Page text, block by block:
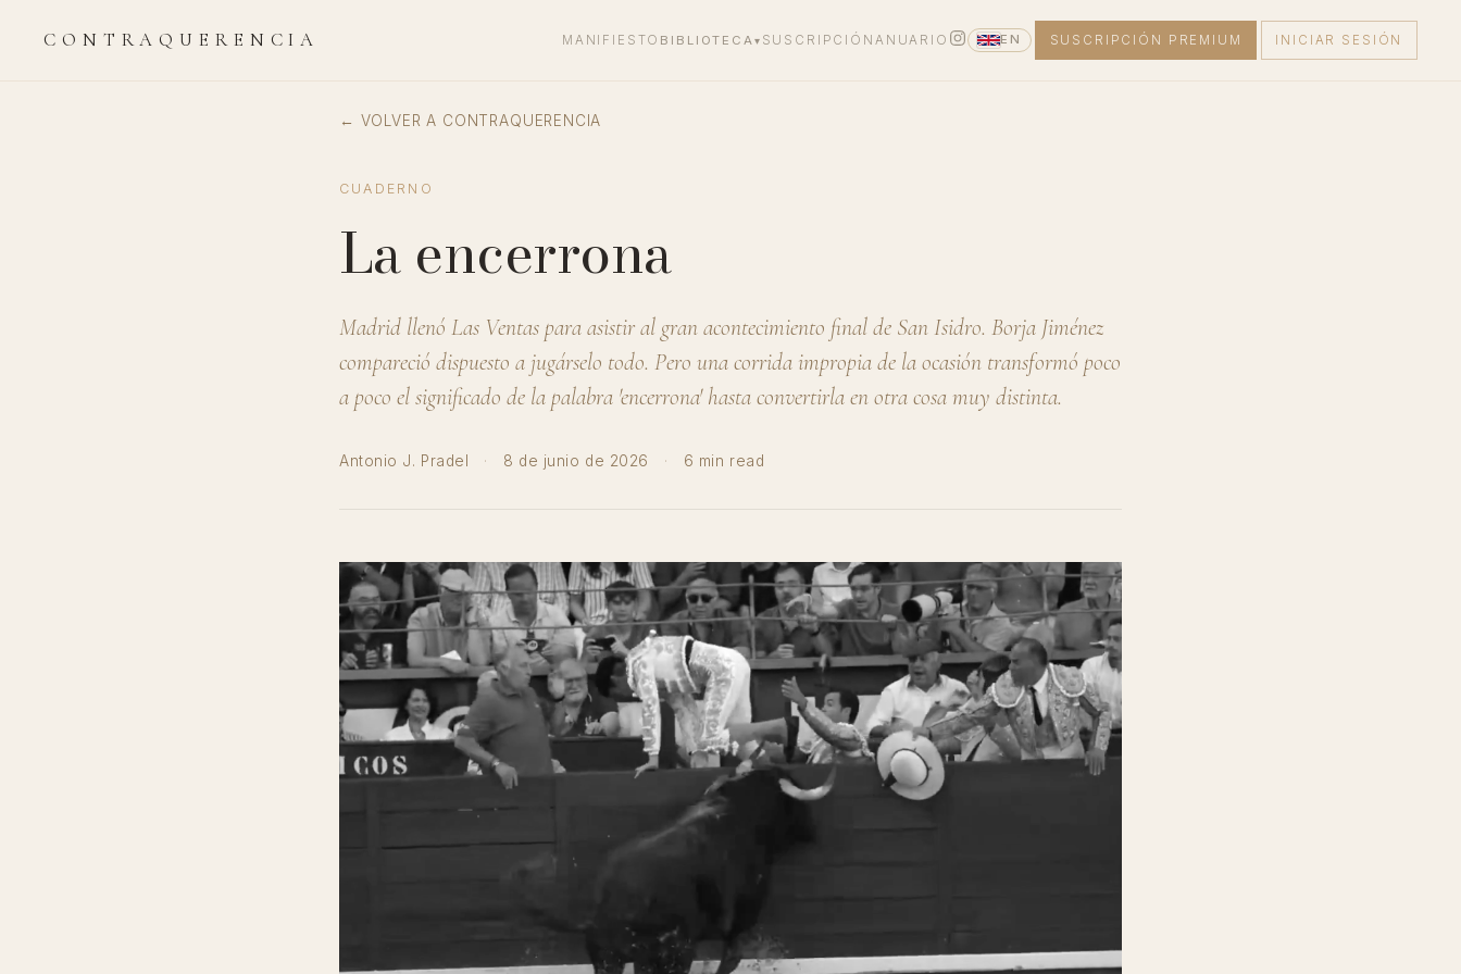
CONTRAQUERENCIA MANIFIESTO BIBLIOTECA▾ SUSCRIPCIÓN ANUARIO EN SUSCRIPCIÓN PREMIUM INICIAR SESIÓN
← VOLVER A CONTRAQUERENCIA
CUADERNO
La encerrona
Madrid llenó Las Ventas para asistir al gran acontecimiento final de San Isidro. Borja Jiménez
compareció dispuesto a jugárselo todo. Pero una corrida impropia de la ocasión transformó poco
a poco el significado de la palabra 'encerrona' hasta convertirla en otra cosa muy distinta.
Antonio J. Pradel · 8 de junio de 2026 · 6 min read